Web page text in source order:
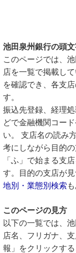
池田泉州銀行の頭
このページでは、
店を一覧で掲載し
を確認でき、各支
す。
振込先登録、経理
どで金融機関コー
い。 支店名の読み
考にしながら目的
「ふ」で始まる支
す。目的の支店が見
地別・業態別検索
このページの見方
以下の一覧では、
店名、フリガナ、
報」をクリックす